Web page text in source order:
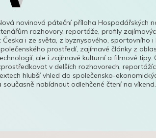
novinová páteční příloha Hospodářských
rozhovory, reportáže, profily
Česka i ze světa, z byznysového, sportovního i
prostředí, zajímavé články z
ale i zajímavé kulturní a filmové tipy.
v delších rozhovorech,
hlubší vhled do společensko-
současně nabídnout odlehčené čtení na víkend.